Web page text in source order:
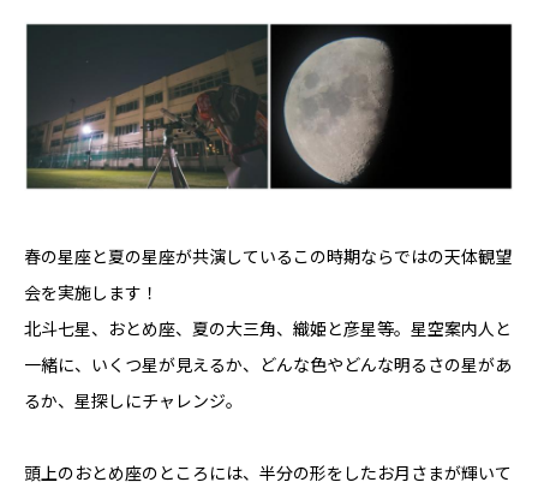
春の星座と夏の星座が共演しているこの時期ならではの天体観望
会を実施します！
北斗七星、おとめ座、夏の大三角、織姫と彦星等。星空案内人と
一緒に、いくつ星が見えるか、どんな色やどんな明るさの星があ
るか、星探しにチャレンジ。
頭上のおとめ座のところには、半分の形をしたお月さまが輝いて